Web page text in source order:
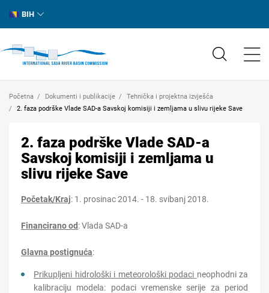
BIH
Početna Dokumenti i publikacije
Tehnička i projektna izvješća
2. faza podrške Vlade SAD-a Savskoj komisiji i zemljama u slivu rijeke Save
2. faza podrške Vlade SAD-a
Savskoj komisiji i zemljama u
slivu rijeke Save
Početak/Kraj: 1. prosinac 2014. - 18. svibanj 2018.
Financirano od :Vlada SAD-a
Glavna postignuća:
Prikupljeni hidrološki i meteorološki podaci neophodni za
kalibraciju modela: podaci vremenske serije za period